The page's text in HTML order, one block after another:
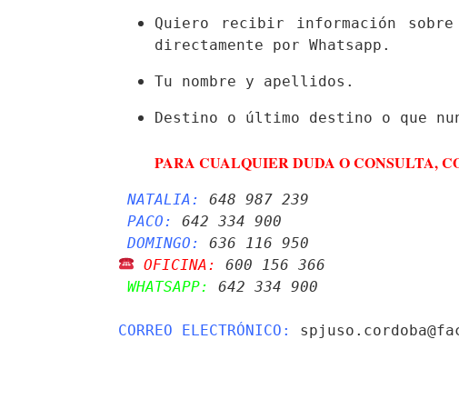
Quiero recibir información
directamente por Whatsapp.
Tu nombre y apellidos.
PARA CUALQUIER DUDA O CONSULTA,
NATALIA:
648 987 239
PACO:
642 334 900
DOMINGO:
636 116 950
OFICINA:
600 156 366
WHATSAPP:
642 334 900
CORREO ELECTRÓNICO: